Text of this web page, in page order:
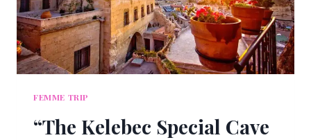
FEMME TRIP
“The Kelebec Special Cave